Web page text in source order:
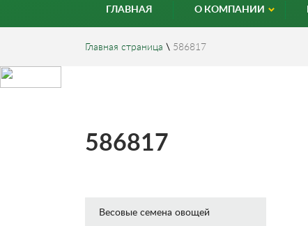
ГЛАВНАЯ О КОМПАНИИ
Главная страница \ 586817
586817
Весовые семена овощей